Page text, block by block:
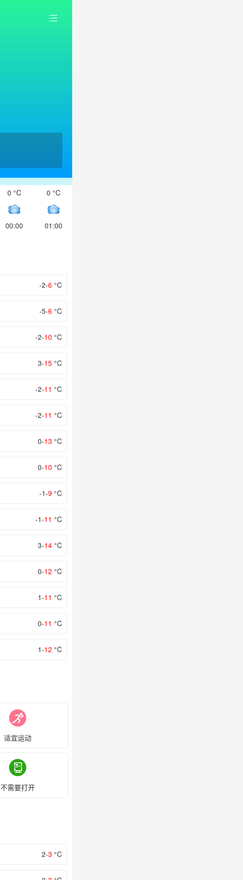
0 °C
00:00
0 °C
01:00
-2-6 °C
-5-6 °C
-2-10 °C
3-15 °C
-2-11 °C
-2-11 °C
0-13 °C
0-10 °C
-1-9 °C
-1-11 °C
3-14 °C
0-12 °C
1-11 °C
0-11 °C
1-12 °C
适宜运动
不需要打开
2-3 °C